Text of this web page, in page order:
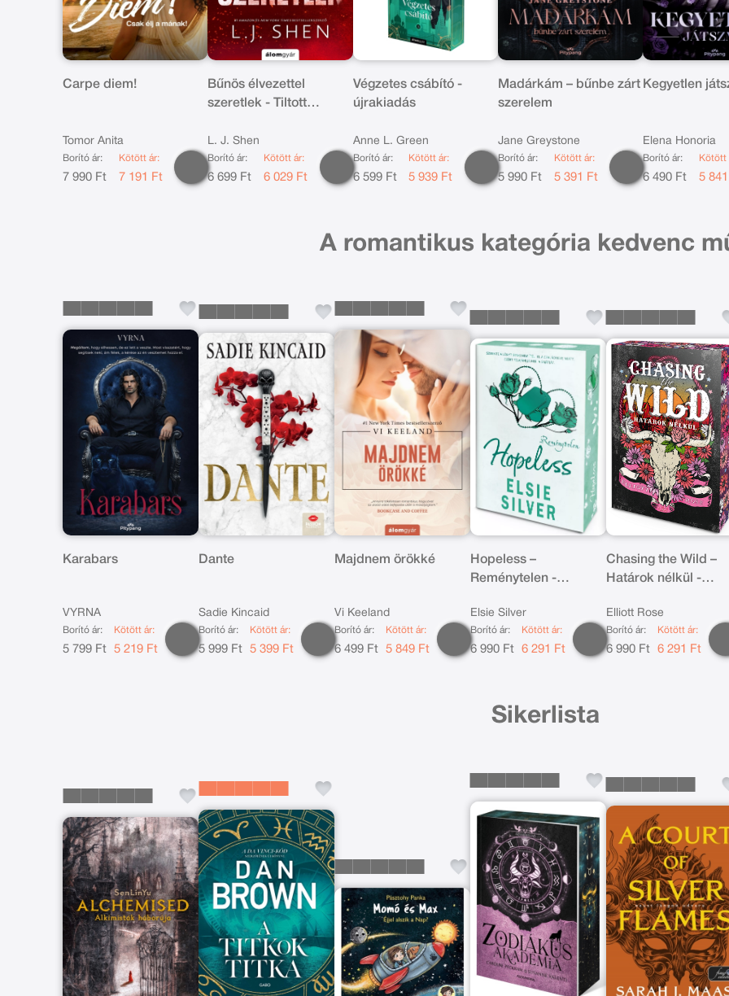
Carpe diem!
Tomor Anita
Borító ár:
7 990 Ft
Kötött ár:
7 191 Ft
Bűnös élvezettel
szeretlek - Tiltott
L. J. Shen
Borító ár:
6 699 Ft
Kötött ár:
6 029 Ft
Végzetes csábító -
újrakiadás
Anne L. Green
Borító ár:
6 599 Ft
Kötött ár:
5 939 Ft
Madárkám – bűnbe zárt
szerelem
Jane Greystone
Borító ár:
5 990 Ft
Kötött ár:
5 391 Ft
Kegyetlen
Elena Honoria
Borító ár:
6 490 Ft
Kötött
5
A romantikus kategória kedvenc
Karabars
VYRNA
Borító ár:
5 799 Ft
Kötött ár:
5 219 Ft
Dante
Sadie Kincaid
Borító ár:
5 999 Ft
Kötött ár:
5 399 Ft
Majdnem örökké
Vi Keeland
Borító ár:
6 499 Ft
Kötött ár:
5 849 Ft
Hopeless –
Reménytelen -
Elsie Silver
Borító ár:
6 990 Ft
Kötött ár:
6 291 Ft
Chasing the Wild –
Határok nélkül -
Elliott Rose
Borító ár:
6 990 Ft
Kötött ár:
6 291 Ft
Sikerlista